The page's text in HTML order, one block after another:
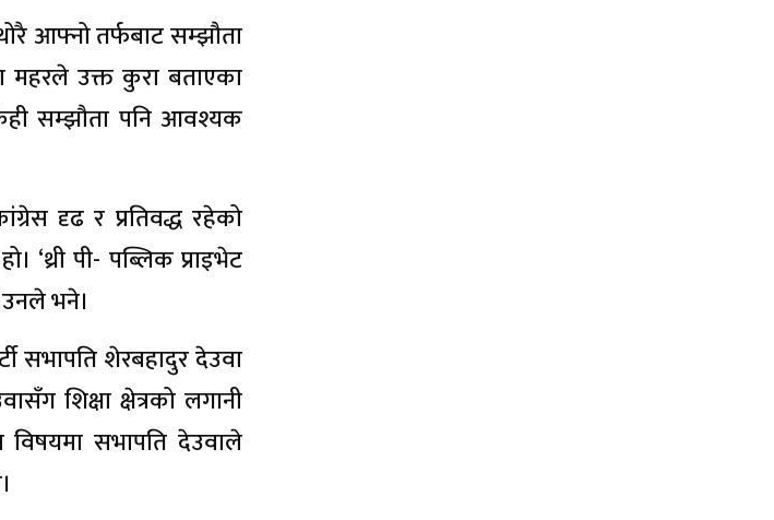
आफ्नो तर्फबाट सम्झौता
महरले उक्त कुरा बताएका
सम्झौता पनि आवश्यक
दृढ र प्रतिवद्ध रहेको
‘थ्री पी- पब्लिक प्राइभेट
उनले भने।
सभापति शेरबहादुर देउवा
शिक्षा क्षेत्रको लगानी
सभापति देउवाले